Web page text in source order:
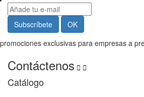
promociones exclusivas para empresas a
Contáctenos  
Catálogo